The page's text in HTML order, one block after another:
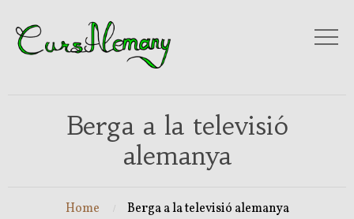
Berga a la televisió
alemanya
Home Berga a la televisió alemanya